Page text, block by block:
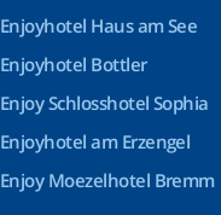
Enjoyhotel Haus am See
Enjoyhotel Bottler
Enjoy Schlosshotel Sophia
Enjoyhotel am Erzengel
Enjoy Moezelhotel Bremm